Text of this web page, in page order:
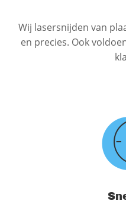
Wij lasersnijden van
en precies. Ook